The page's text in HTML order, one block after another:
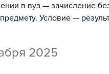
в вуз — зачисление
Условие —
2025